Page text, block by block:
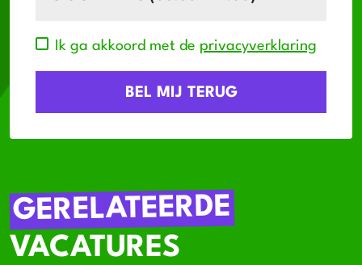
Ik ga akkoord met de privacyverklaring
GERELATEERDE
VACATURES